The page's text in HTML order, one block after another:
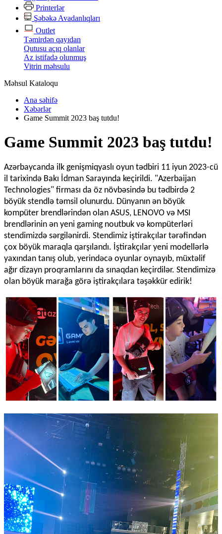
Printerlər
Şəbəkə Avadanlıqları
Outlet
Təmirdən qayıdan
Qutusu açıq olanlar
Az istifadə olunmuş
Vitrin məhsulu
Məhsul Kataloqu
Ana səhifə
Xəbərlər
Game Summit 2023 baş tutdu!
Game Summit 2023 baş tutdu!
Azərbaycanda ilk genişmiqyaslı oyun tədbiri 11 iyun 2023-cü
il tarixində Bakı İdman Sarayında keçirildi. "Azerbaijan
Technologies" firması da öz növbəsində bu tədbirdə 2
böyük stendlə təmsil olunurdu. Dünyanın ən böyük
kompüter brendlərindən olan ASUS, LENOVO və MSI
brendlərinin ən yeni gaming noutbuk və kompüterləri
stendimizdə sərgilənirdi. Stendimiz iştirakçılar tərəfindən
çox böyük maraqla qarşılandı. İştirakçılar yeni modellərlə
yaxından tanış olub, yerindəcə oyunlar oynayıb, müxtəlif
ağır dizayn proqramlarını da sınaqdan keçirdilər. Stendimizə
olan böyük marağa görə iştirakçılara təşəkkür edirik!